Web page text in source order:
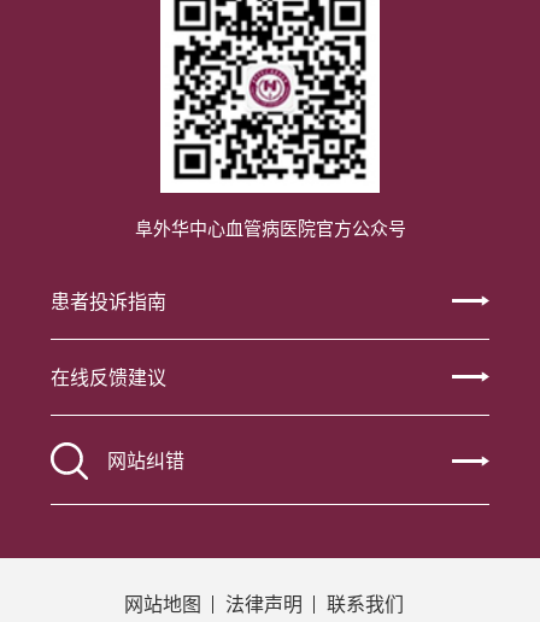
阜外华中心血管病医院官方公众号
患者投诉指南
在线反馈建议
网站纠错
网站地图 法律声明 联系我们